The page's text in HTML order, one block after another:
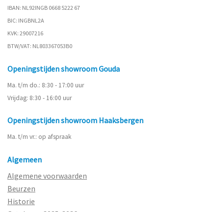
IBAN: NL92INGB 0668 5222 67
BIC: INGBNL2A
KVK: 29007216
BTW/VAT: NL803367053B0
Openingstijden showroom Gouda
Ma. t/m do.: 8:30 - 17:00 uur
Vrijdag: 8:30 - 16:00 uur
Openingstijden showroom Haaksbergen
Ma. t/m vr.: op afspraak
Algemeen
Algemene voorwaarden
Beurzen
Historie